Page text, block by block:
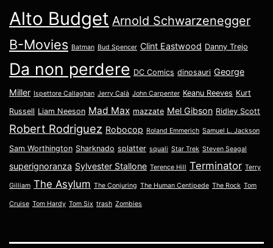
Alto Budget Arnold Schwarzenegger
B-Movies Batman Bud Spencer Clint Eastwood Danny Trejo
Da non perdere DC Comics dinosauri George
Miller Ispettore Callaghan Jerry Calà John Carpenter Keanu Reeves Kurt
Russell Liam Neeson Mad Max mazzate Mel Gibson Ridley Scott
Robert Rodriguez Robocop Roland Emmerich Samuel L. Jackson
Sam Worthington Sharknado splatter squali Star Trek Steven Seagal
superignoranza Sylvester Stallone Terence Hill Terminator Terry
Gilliam The Asylum The Conjuring The Human Centipede The Rock Tom
Cruise Tom Hardy Tom Six trash Zombies